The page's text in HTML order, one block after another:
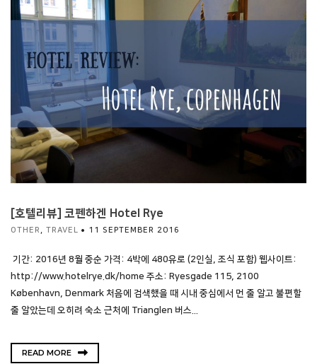
[호텔리뷰] 코펜하겐 Hotel Rye
OTHER , TRAVEL 11 SEPTEMBER 2016
기간: 2016년 8월 중순 가격: 4박에 480유로 (2인실, 조식 포함) 웹사이트:
http://www.hotelrye.dk/home 주소: Ryesgade 115, 2100
København, Denmark 처음에 검색했을 때 시내 중심에서 먼 줄 알고 불편할
줄 알았는데 오히려 숙소 근처에 Trianglen 버스...
READ MORE